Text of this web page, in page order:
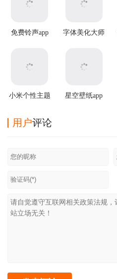
免费铃声app
字体美化大师
小米个性主题
星空壁纸app
用户评论